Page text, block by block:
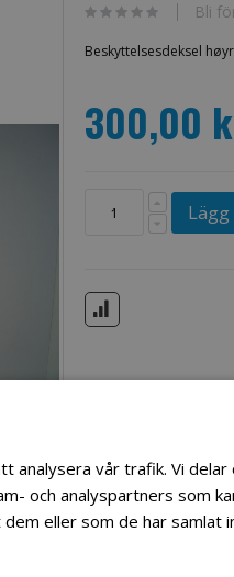
Bli
Beskyttelsesdeksel
300,00
analysera vår trafik. Vi delar
och analyspartners som
eller som de har samlat